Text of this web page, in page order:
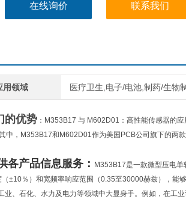
在线询价 联系我们
用领域 医疗卫生,电子/电池,制药/生物
的优势 ：M353B17 与 M602D01：高性能传感器的
，M353B17和M602D01作为美国PCB公司旗下的两
各产品信息服务：
M353B17是一款微型压电
±10％）和宽频率响应范围（0.35至30000赫兹），能
、石化、水力及电力等领域中大显身手。例如，在工业